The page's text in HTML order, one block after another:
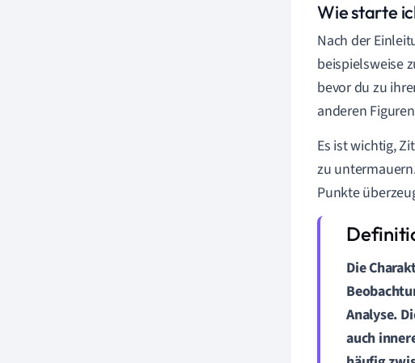
Wie starte
Nach der
beispielsweise
bevor du zu
anderen
Es ist wichtig,
zu
Punkte
Die
Analyse.
auch